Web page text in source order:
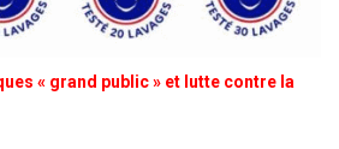
« grand public » et lutte contre la